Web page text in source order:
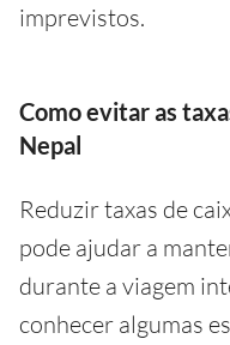
imprevistos.
Como evitar as
Nepal
Reduzir taxas de
pode ajudar a
durante a viagem
conhecer algumas